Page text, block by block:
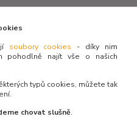
poradit s výběrem?
soubory cookies - díky nim
pohodlně najít vše o našich
typů cookies, můžete tak
chovat slušně.